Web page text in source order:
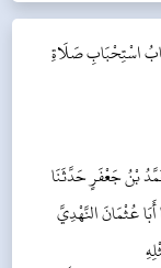
اسْتِحْبَابِ صَلَاةِ
بْنُ جَعْفَرٍ حَدَّثَنَا
عُثْمَانَ النَّهْدِيَّ